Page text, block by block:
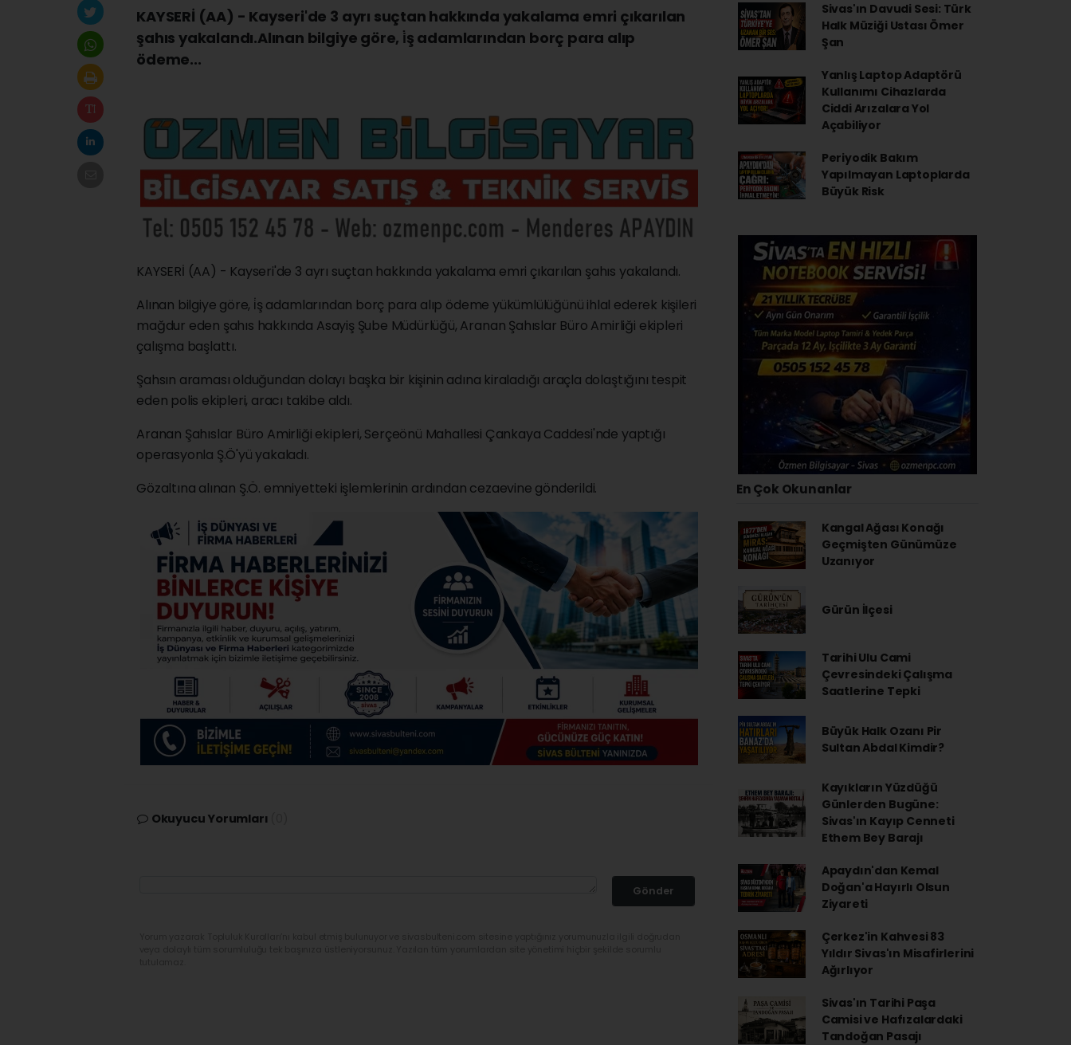
KAYSERİ (AA) - Kayseri'de 3 ayrı suçtan hakkında yakalama emri çıkarılan
şahıs yakalandı.Alınan bilgiye göre, i̇ş adamlarından borç para alıp
ödeme...
KAYSERİ (AA) - Kayseri'de 3 ayrı suçtan hakkında yakalama emri çıkarılan şahıs yakalandı.
Alınan bilgiye göre, i̇ş adamlarından borç para alıp ödeme yükümlülüğünü ihlal ederek kişileri
mağdur eden şahıs hakkında Asayiş Şube Müdürlüğü, Aranan Şahıslar Büro Amirliği ekipleri
çalışma başlattı.
Şahsın araması olduğundan dolayı başka bir kişinin adına kiraladığı araçla dolaştığını tespit
eden polis ekipleri, aracı takibe aldı.
Aranan Şahıslar Büro Amirliği ekipleri, Serçeönü Mahallesi Çankaya Caddesi'nde yaptığı
operasyonla Ş.Ö'yü yakaladı.
Gözaltına alınan Ş.Ö. emniyetteki işlemlerinin ardından cezaevine gönderildi.
Okuyucu Yorumları
Gönder
Sivas'ın Davudi Sesi: Türk
Halk Müziği Ustası Ömer
Şan
Yanlış Laptop Adaptörü
Kullanımı Cihazlarda
Ciddi Arızalara Yol
Açabiliyor
Periyodik Bakım
Yapılmayan Laptoplarda
Büyük Risk
En Çok Okunanlar
Kangal Ağası Konağı
Geçmişten Günümüze
Uzanıyor
Gürün İlçesi
Tarihi Ulu Cami
Çevresindeki Çalışma
Saatlerine Tepki
Büyük Halk Ozanı Pir
Sultan Abdal Kimdir?
Kayıkların Yüzdüğü
Günlerden Bugüne:
Sivas'ın Kayıp Cenneti
Ethem Bey Barajı
Apaydın'dan Kemal
Doğan'a Hayırlı Olsun
Ziyareti
Çerkez'in Kahvesi 83
Yıldır Sivas'ın Misafirlerini
Ağırlıyor
Sivas'ın Tarihi Paşa
Camisi ve Hafızalardaki
Tandoğan Pasajı